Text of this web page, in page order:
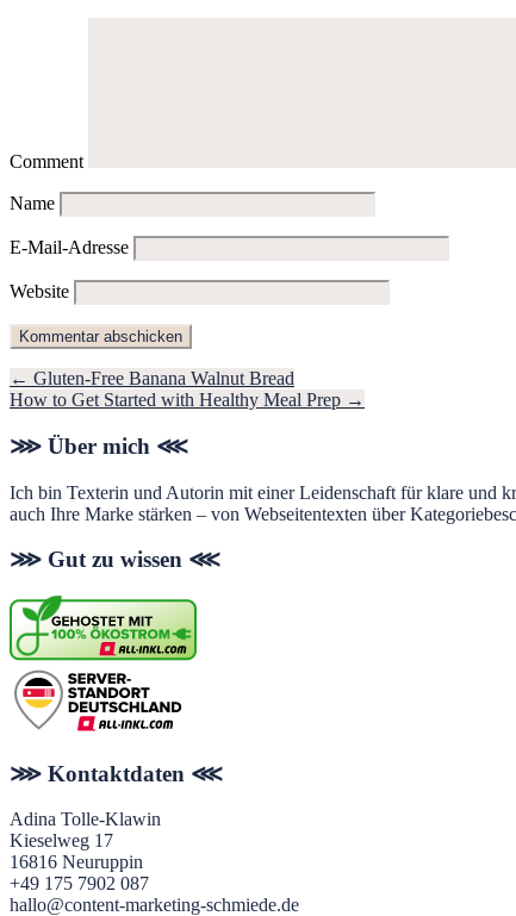
Comment
Name
E-Mail-Adresse
Website
← Gluten-Free Banana Walnut Bread
How to Get Started with Healthy Meal Prep →
Footer
⋙ Über mich ⋘
Ich bin Texterin und Autorin mit einer Leidenschaft für klare und
auch Ihre Marke stärken – von Webseitentexten über
⋙ Gut zu wissen ⋘
⋙ Kontaktdaten ⋘
Adina Tolle-Klawin
Kieselweg 17
16816 Neuruppin
+49 175 7902 087
hallo@content-marketing-schmiede.de